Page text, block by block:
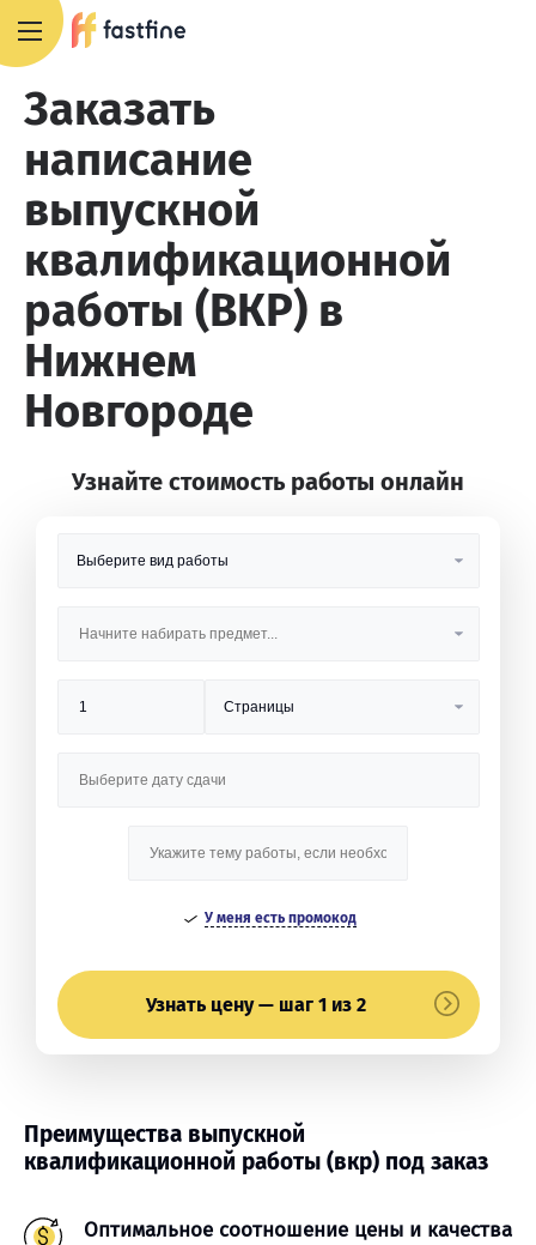
Заказать
написание
выпускной
квалификационной
работы (ВКР) в
Нижнем
Новгороде
Узнайте стоимость работы онлайн
У меня есть промокод
Узнать цену — шаг 1 из 2
Преимущества выпускной
квалификационной работы (вкр) под заказ
Оптимальное соотношение цены и качества